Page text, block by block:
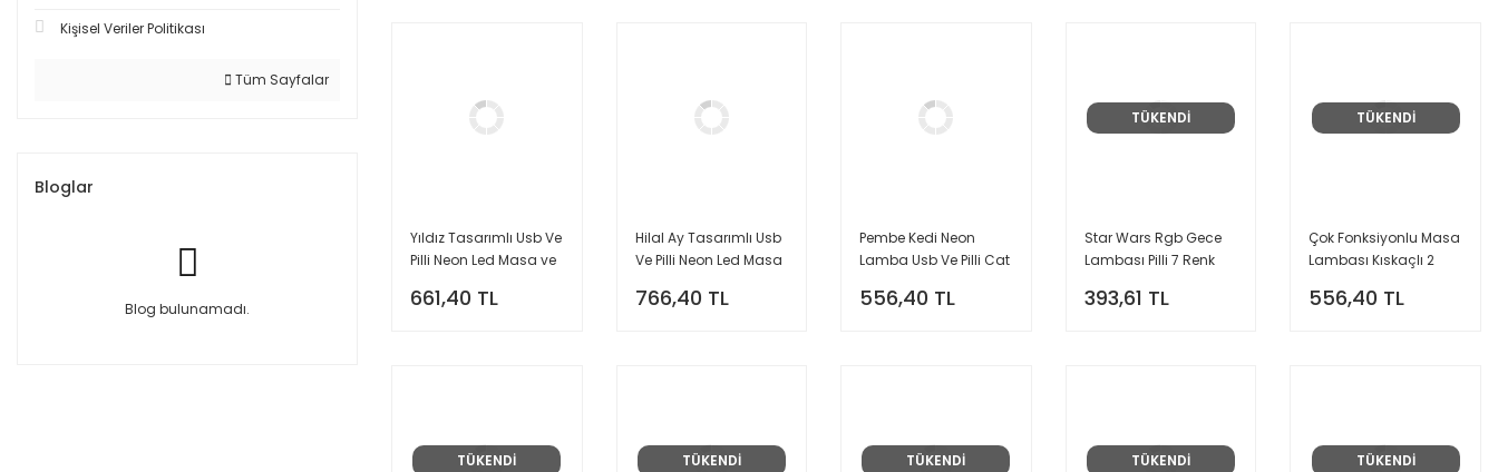
Kişisel Veriler Politikası
Tüm Sayfalar
Bloglar
Blog bulunamadı.
Yıldız Tasarımlı Usb Ve
Pilli Neon Led Masa ve
Dekoratif Işık
661,40 TL
Hilal Ay Tasarımlı Usb
Ve Pilli Neon Led Masa
766,40 TL
Pembe Kedi Neon
Lamba Usb Ve Pilli Cat
556,40 TL
TÜKENDİ
Star Wars Rgb Gece
Lambası Pilli 7 Renk
Lambası
393,61 TL
TÜKENDİ
Çok Fonksiyonlu Masa
Lambası Kıskaçlı 2
Ve Pilli Lamba
556,40 TL
TÜKENDİ TÜKENDİ TÜKENDİ TÜKENDİ TÜKENDİ